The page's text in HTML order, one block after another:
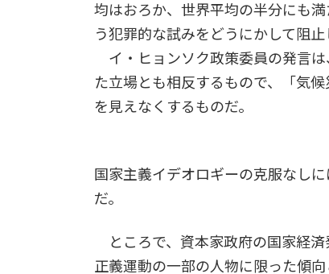
均はおろか、世界平均の半分にも
う犯罪的な試みをどうにかして阻
イ・ヒョンソク政策委員の発言
た立場とも相反するもので、「気
を見えなくするものだ。
国家主義イデオロギーの克服なし
だ。
ところで、資本家政府の国家経
正義運動の一部の人物に限った傾